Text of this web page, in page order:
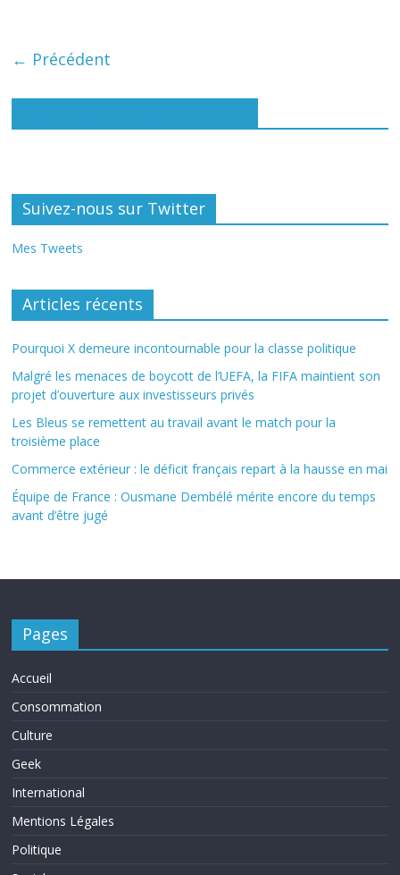
← Précédent
Suivez-nous sur Twitter
Mes Tweets
Articles récents
Pourquoi X demeure incontournable pour la classe politique
Malgré les menaces de boycott de l’UEFA, la FIFA maintient son
projet d’ouverture aux investisseurs privés
Les Bleus se remettent au travail avant le match pour la
troisième place
Commerce extérieur : le déficit français repart à la hausse en mai
Équipe de France : Ousmane Dembélé mérite encore du temps
avant d’être jugé
Pages
Accueil
Consommation
Culture
Geek
International
Mentions Légales
Politique